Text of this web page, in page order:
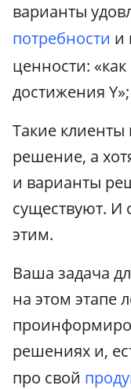
варианты
потребности и
ценности:
достижения
Такие
решение, а
и варианты
существуют. И
этим.
Ваша задача
на этом этапе
решениях и,
про свой